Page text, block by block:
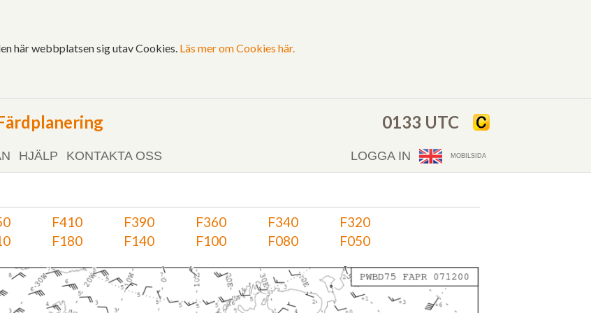
här webbplatsen sig utav Cookies. Läs mer om Cookies här.
0133 UTC
HJÄLP KONTAKTA OSS MOBILSIDA
LOGGA IN
F410 F390 F360 F340
F320
F180 F140 F100 F080 F050